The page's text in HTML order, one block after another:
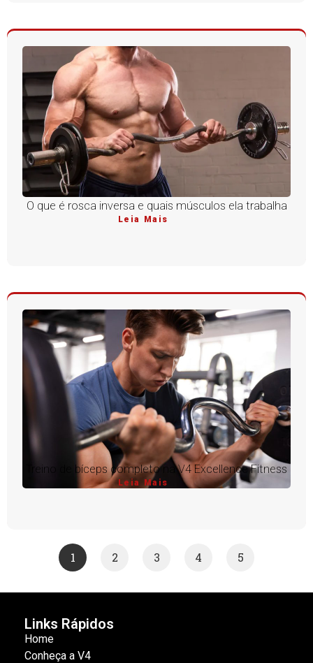
O que é rosca inversa e quais músculos ela trabalha
Leia Mais
Treino de bíceps completo na V4 Excellence Fitness
Leia Mais
1 2 3 4 5
Links Rápidos
Home
Conheça a V4